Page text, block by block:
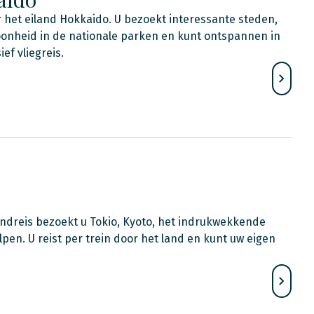
eiland Hokkaido. U bezoekt interessante steden,
in de nationale parken en kunt ontspannen in
vliegreis.
bezoekt u Tokio, Kyoto, het indrukwekkende
U reist per trein door het land en kunt uw eigen